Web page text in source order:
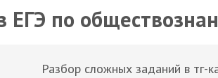
ЕГЭ по
Разбор сложных заданий в тг-